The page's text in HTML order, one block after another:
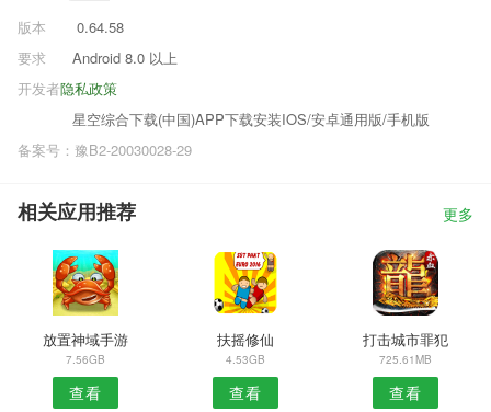
版本
0.64.58
要求
Android 8.0 以上
隐私政策
开发者
星空综合下载(中国)APP下载安装IOS/安卓通用版/手机版
备案号：豫B2-20030028-29
相关应用推荐 更多
放置神域手游
7.56GB
查看
扶摇修仙
4.53GB
查看
打击城市罪犯
725.61MB
查看